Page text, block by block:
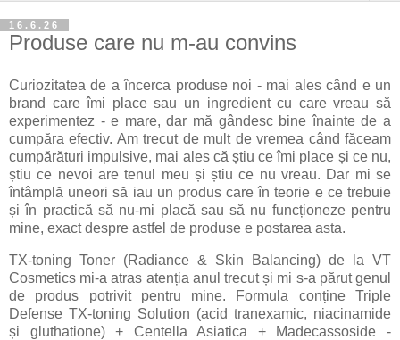
16.6.26
Produse care nu m-au convins
Curiozitatea de a încerca produse noi - mai ales când e un
brand care îmi place sau un ingredient cu care vreau să
experimentez - e mare, dar mă gândesc bine înainte de a
cumpăra efectiv. Am trecut de mult de vremea când făceam
cumpărături impulsive, mai ales că știu ce îmi place și ce nu,
știu ce nevoi are tenul meu și știu ce nu vreau. Dar mi se
întâmplă uneori să iau un produs care în teorie e ce trebuie
și în practică să nu-mi placă sau să nu funcționeze pentru
mine, exact despre astfel de produse e postarea asta.
TX-toning Toner (Radiance & Skin Balancing) de la VT
Cosmetics mi-a atras atenția anul trecut și mi s-a părut genul
de produs potrivit pentru mine. Formula conține Triple
Defense TX-toning Solution (acid tranexamic, niacinamide
și gluthatione) + Centella Asiatica + Madecassoside -